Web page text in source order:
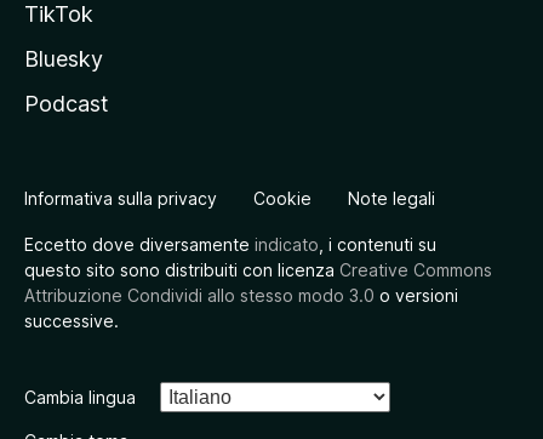
TikTok
Bluesky
Podcast
Informativa sulla privacy Cookie Note legali
Eccetto dove diversamente indicato , i contenuti su
questo sito sono distribuiti con licenza Creative Commons
Attribuzione Condividi allo stesso modo 3.0 o versioni
successive.
Cambia lingua